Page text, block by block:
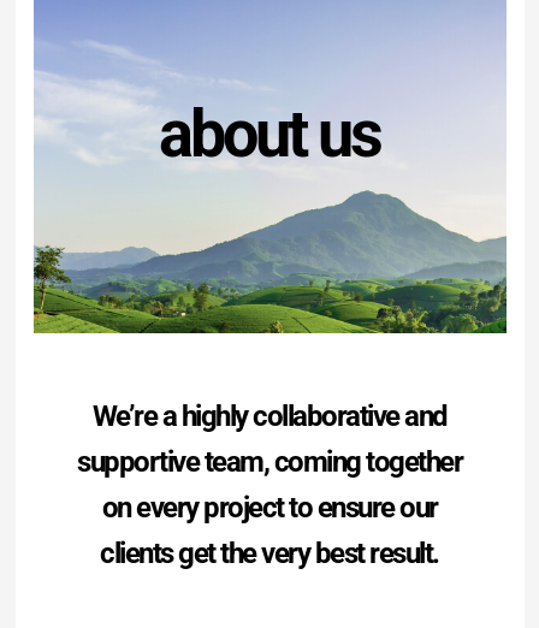
about us
We’re a highly collaborative and
supportive team, coming together
on every project to ensure our
clients get the very best result.